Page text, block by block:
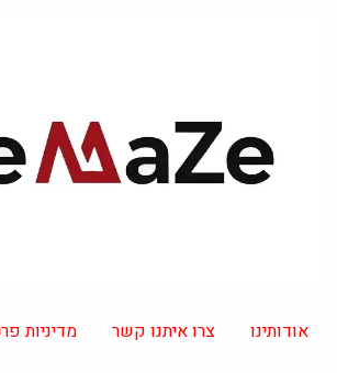
אודותינו צרו איתנו קשר מדיניות